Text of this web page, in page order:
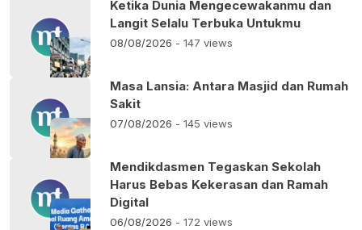
Ketika Dunia Mengecewakanmu dan
Langit Selalu Terbuka Untukmu
08/08/2026 - 147 views
Masa Lansia: Antara Masjid dan Rumah
Sakit
07/08/2026 - 145 views
Mendikdasmen Tegaskan Sekolah
Harus Bebas Kekerasan dan Ramah
Digital
06/08/2026 - 172 views